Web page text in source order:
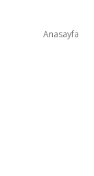
Anasayfa